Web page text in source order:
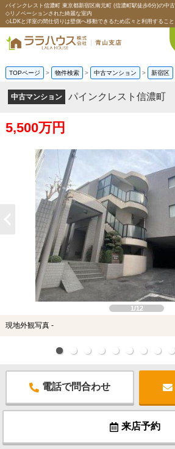
◇リノベーションされた綺麗な室内
◇LDKと洋室の間仕切りは壁側へ移動できるため広々と利用するこ
TOPページ > 物件検索 > 中古マンション > 新宿区
中古マンション パインクレスト信濃町
5,500万円
1/12
現地外観写真 -
電話で問合わせ
来店予約